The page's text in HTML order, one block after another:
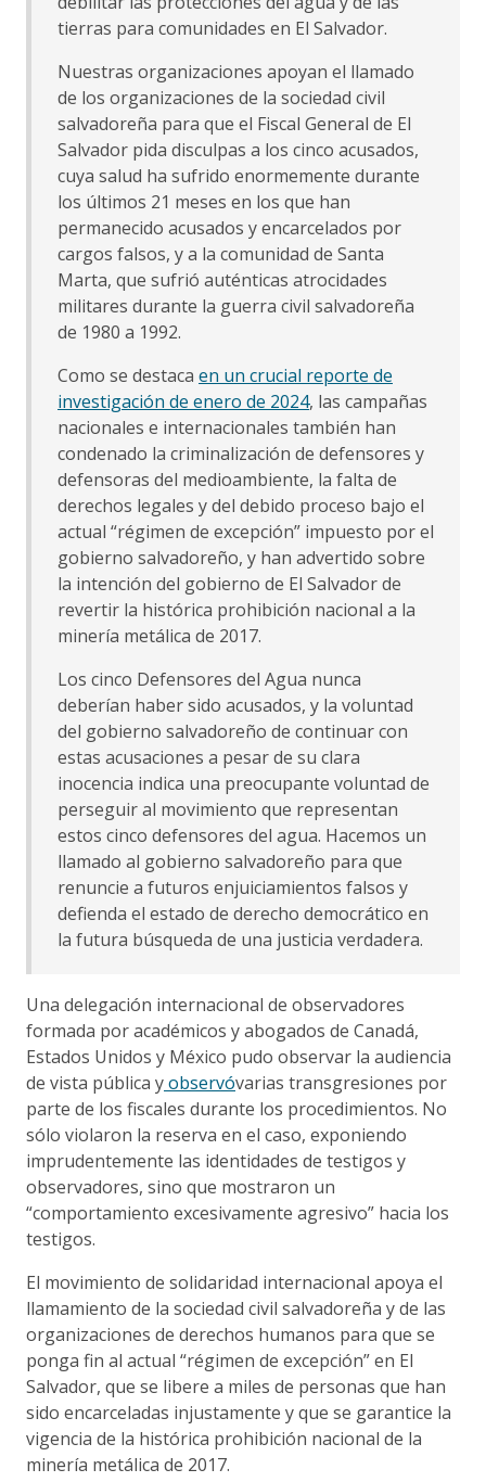
tierras para comunidades en El Salvador.
Nuestras organizaciones apoyan el llamado
de los organizaciones de la sociedad civil
salvadoreña para que el Fiscal General de El
Salvador pida disculpas a los cinco acusados,
cuya salud ha sufrido enormemente durante
los últimos 21 meses en los que han
permanecido acusados y encarcelados por
cargos falsos, y a la comunidad de Santa
Marta, que sufrió auténticas atrocidades
militares durante la guerra civil salvadoreña
de 1980 a 1992.
Como se destaca en un crucial reporte de
investigación de enero de 2024, las campañas
nacionales e internacionales también han
condenado la criminalización de defensores y
defensoras del medioambiente, la falta de
derechos legales y del debido proceso bajo el
actual “régimen de excepción” impuesto por el
gobierno salvadoreño, y han advertido sobre
la intención del gobierno de El Salvador de
revertir la histórica prohibición nacional a la
minería metálica de 2017.
Los cinco Defensores del Agua nunca
deberían haber sido acusados, y la voluntad
del gobierno salvadoreño de continuar con
estas acusaciones a pesar de su clara
inocencia indica una preocupante voluntad de
perseguir al movimiento que representan
estos cinco defensores del agua. Hacemos un
llamado al gobierno salvadoreño para que
renuncie a futuros enjuiciamientos falsos y
defienda el estado de derecho democrático en
la futura búsqueda de una justicia verdadera.
Una delegación internacional de observadores
formada por académicos y abogados de Canadá,
Estados Unidos y México pudo observar la audiencia
de vista pública yobservóvarias transgresiones por
parte de los fiscales durante los procedimientos. No
sólo violaron la reserva en el caso, exponiendo
imprudentemente las identidades de testigos y
observadores, sino que mostraron un
“comportamiento excesivamente agresivo” hacia los
testigos.
El movimiento de solidaridad internacional apoya el
llamamiento de la sociedad civil salvadoreña y de las
organizaciones de derechos humanos para que se
ponga fin al actual “régimen de excepción” en El
Salvador, que se libere a miles de personas que han
sido encarceladas injustamente y que se garantice la
vigencia de la histórica prohibición nacional de la
minería metálica de 2017.